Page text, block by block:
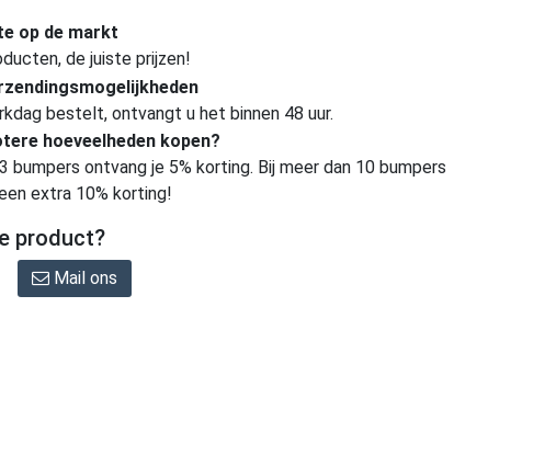
op de markt
de juiste prijzen!
bestelt, ontvangt u het binnen 48 uur.
hoeveelheden kopen?
bumpers ontvang je 5% korting. Bij meer dan 10 bumpers
extra 10% korting!
product?
Mail ons